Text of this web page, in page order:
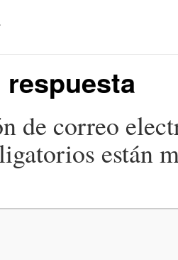
.
respuesta
de correo
están